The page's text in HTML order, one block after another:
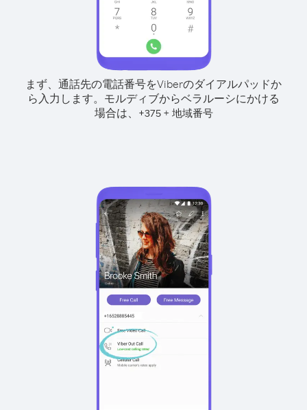
まず、通話先の電話番号をViberのダイアルパッドか
ら入力します。 モルディブからベラルーシにかける
場合は、
+375+ 地域番号